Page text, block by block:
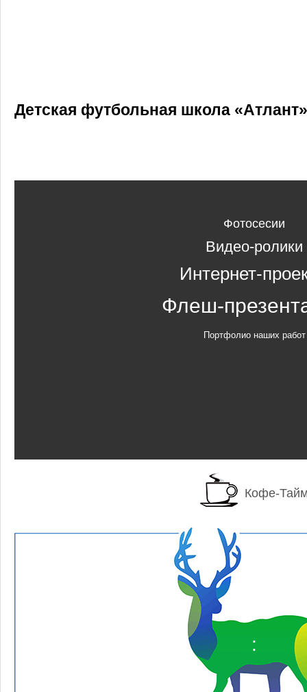
Детская футбольная школа
Фотосесии
Видео-ролики
Интернет-
Флеш-
Портфолио наших работ
Кофе-
: